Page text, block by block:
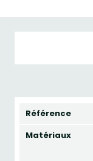
Référence
Matériaux